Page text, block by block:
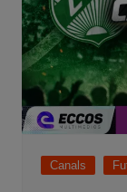
Canals